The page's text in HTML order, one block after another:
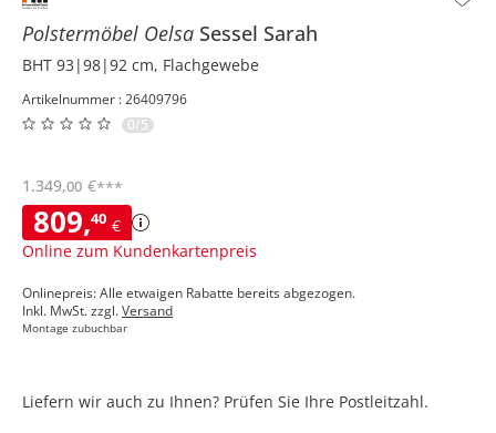
Polstermöbel Oelsa Sessel Sarah
BHT 93|98|92 cm, Flachgewebe
Artikelnummer : 26409796
0/5
809,40 €
Online zum Kundenkartenpreis
1.349,00 €***
Onlinepreis: Alle etwaigen Rabatte bereits abgezogen.
Inkl. MwSt. zzgl.Versand
Montage zubuchbar
Liefern wir auch zu Ihnen? Prüfen Sie Ihre Postleitzahl.